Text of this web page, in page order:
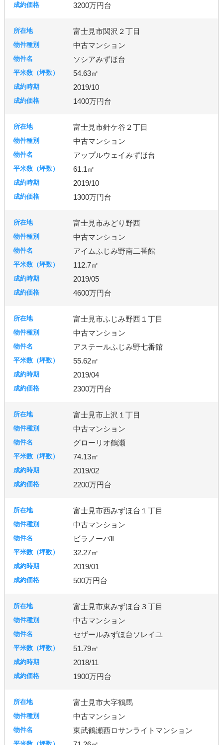
3200万円台
富士見市関沢２丁目
中古マンション
ソシアみずほ台
54.63㎡
2019/10
1400万円台
富士見市針ケ谷２丁目
中古マンション
アップルウェイみずほ台
61.1㎡
2019/10
1300万円台
富士見市みどり野西
中古マンション
アイムふじみ野南二番館
112.7㎡
2019/05
4600万円台
富士見市ふじみ野西１丁目
中古マンション
アステールふじみ野七番館
55.62㎡
2019/04
2300万円台
富士見市上沢１丁目
中古マンション
グローリオ鶴瀬
74.13㎡
2019/02
2200万円台
富士見市西みずほ台１丁目
中古マンション
ビラノーバⅡ
32.27㎡
2019/01
500万円台
富士見市東みずほ台３丁目
中古マンション
セザールみずほ台ソレイユ
51.79㎡
2018/11
1900万円台
富士見市大字鶴馬
中古マンション
東武鶴瀬西ロサンライトマンション